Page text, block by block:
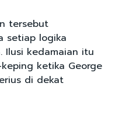
tersebut
setiap logika
Ilusi kedamaian itu
ketika George
di dekat